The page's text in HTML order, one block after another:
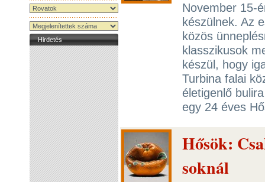
Hirdetés
November 15-
készülnek. Az
közös
klasszikusok
készül, hogy
Turbina falai
életigenlő
egy 24 éves
Hősök:
soknál